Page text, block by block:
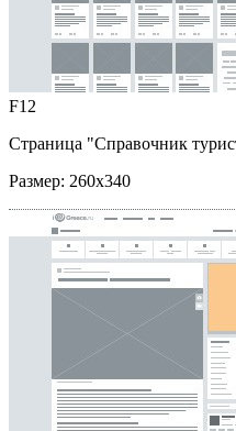
F12
Страница "Справочник
Размер: 260x340